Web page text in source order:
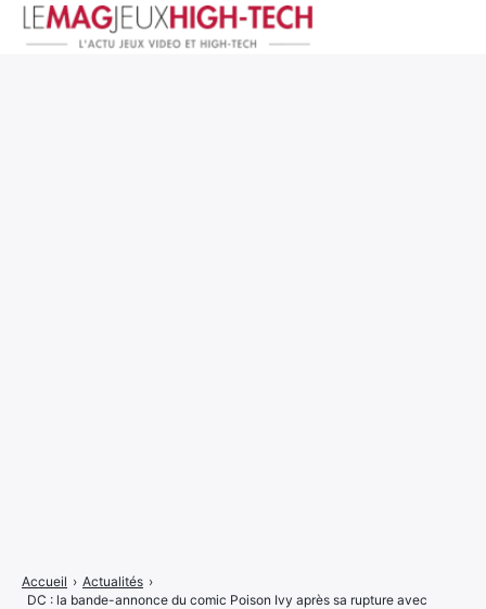
Accueil › Actualités ›
DC : la bande-annonce du comic Poison Ivy après sa rupture avec